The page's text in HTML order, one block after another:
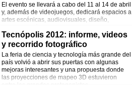
El evento se llevará a cabo del 11 al 14 de abril
y, además de videojuegos, dedicará espacios a
artes escénicas, audiovisuales, diseño,
Tecnópolis 2012: informe, videos
y recorrido fotográfico
La feria de ciencia y tecnología más grande del
país volvió a abrir sus puertas con algunas
mejoras interesantes y una propuesta donde
las proyecciones de mapeo 3D estuvieron
entre las grandes protagonistas.